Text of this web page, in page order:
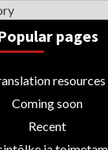
pages
resources
Coming soon
Recent